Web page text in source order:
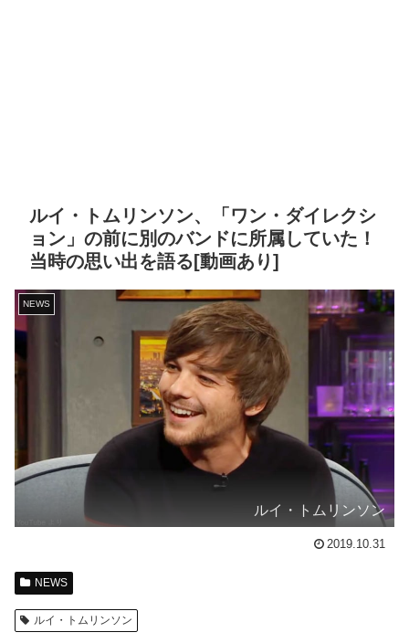
ルイ・トムリンソン、「ワン・ダイレクシ
ョン」の前に別のバンドに所属していた！
当時の思い出を語る[動画あり]
NEWS
ルイ・トムリンソン
2019.10.31
NEWS
ルイ・トムリンソン